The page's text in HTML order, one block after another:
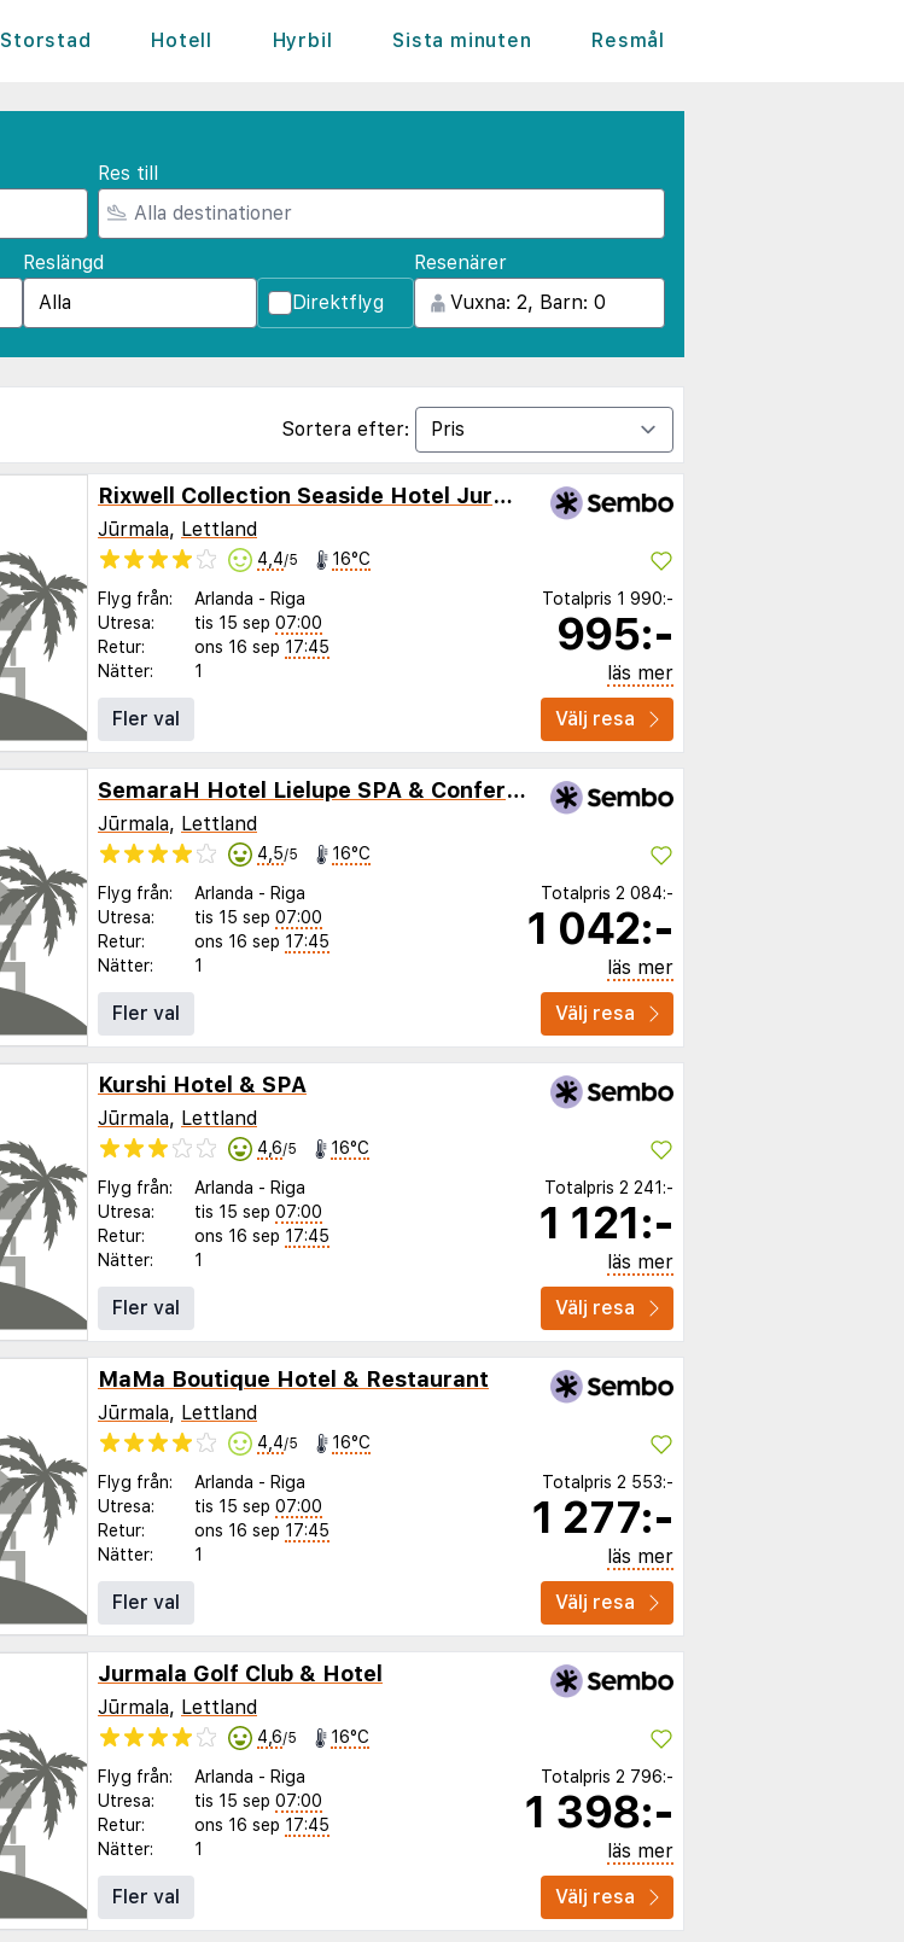
Storstad Hotell Hyrbil Sista minuten Resmål
Res till
Reslängd
Direktflyg
Resenärer
Sortera efter:
Rixwell Collection Seaside Hotel Jurmala
Jūrmala, Lettland
4,4/5 16°C
Flyg från: Arlanda - Riga
Utresa:
tis 15 sep 07:00
Retur:
ons 16 sep 17:45
Nätter:
1
Totalpris 1 990:-
995:-
läs mer
Fler val
Välj resa
SemaraH Hotel Lielupe SPA & Conferences
Jūrmala, Lettland
4,5/5 16°C
Flyg från: Arlanda - Riga
Utresa:
tis 15 sep 07:00
Retur:
ons 16 sep 17:45
Nätter:
1
Totalpris 2 084:-
1 042:-
läs mer
Fler val
Välj resa
Kurshi Hotel & SPA
Jūrmala, Lettland
4,6/5 16°C
Flyg från: Arlanda - Riga
Utresa:
tis 15 sep 07:00
Retur:
ons 16 sep 17:45
Nätter:
1
Totalpris 2 241:-
1 121:-
läs mer
Fler val
Välj resa
MaMa Boutique Hotel & Restaurant
Jūrmala, Lettland
4,4/5 16°C
Flyg från: Arlanda - Riga
Utresa:
tis 15 sep 07:00
Retur:
ons 16 sep 17:45
Nätter:
1
Totalpris 2 553:-
1 277:-
läs mer
Fler val
Välj resa
Jurmala Golf Club & Hotel
Jūrmala, Lettland
4,6/5 16°C
Flyg från: Arlanda - Riga
Utresa:
tis 15 sep 07:00
Retur:
ons 16 sep 17:45
Nätter:
1
Totalpris 2 796:-
1 398:-
läs mer
Fler val
Välj resa